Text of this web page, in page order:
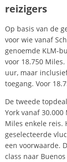
reizigers
Op basis van de
voor wie vanaf
genoemde KLM-
voor 18.750
uur, maar
toegang. Voor
De tweede
York vanaf
Miles enkele reis.
geselecteerde
een voorwaarde.
class naar